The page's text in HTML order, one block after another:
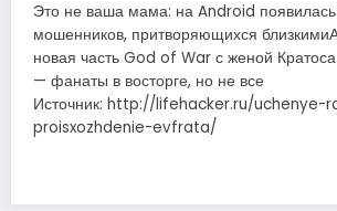
Это не ваша мама: на Android
мошенников, притворяющихся
новая часть God of War с женой
— фанаты в восторге, но не все
Источник: http://lifehacker.ru/uchenye-
proisxozhdenie-evfrata/